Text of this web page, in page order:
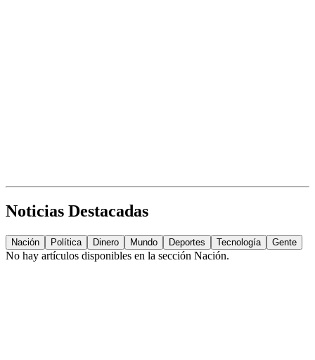
Noticias Destacadas
Nación Política Dinero Mundo Deportes Tecnología Gente
No hay artículos disponibles en la sección Nación.